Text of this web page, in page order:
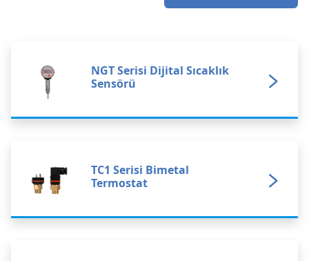
NGT Serisi Dijital Sıcaklık
Sensörü
TC1 Serisi Bimetal
Termostat